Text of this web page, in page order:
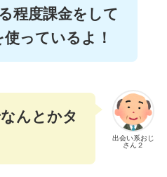
程度課金をして
っているよ！
出会い系おじ
さん２
んとかタ